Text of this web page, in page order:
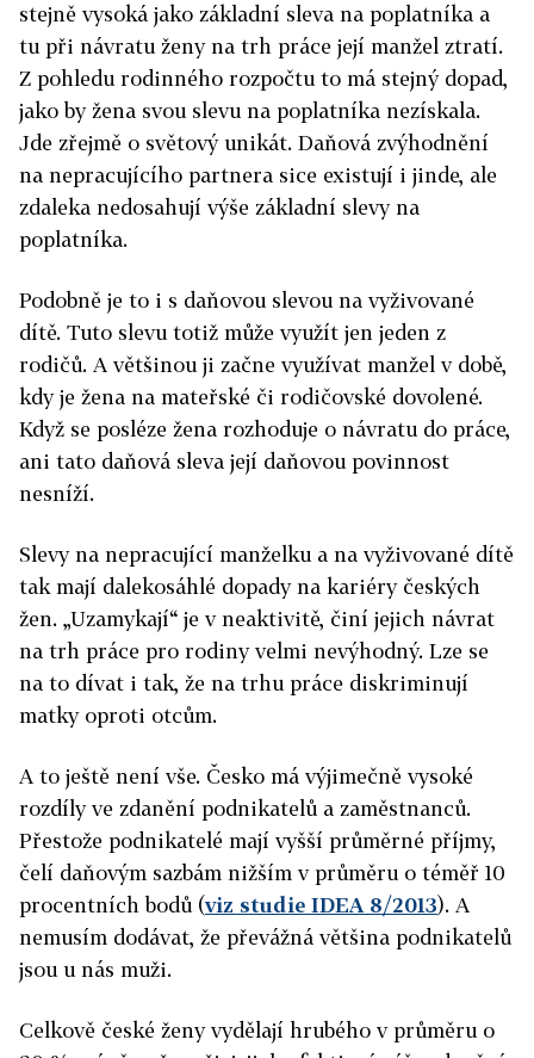
stejně vysoká jako základní sleva na poplatníka a
tu při návratu ženy na trh práce její manžel ztratí.
Z pohledu rodinného rozpočtu to má stejný dopad,
jako by žena svou slevu na poplatníka nezískala.
Jde zřejmě o světový unikát. Daňová zvýhodnění
na nepracujícího partnera sice existují i jinde, ale
zdaleka nedosahují výše základní slevy na
poplatníka.
Podobně je to i s daňovou slevou na vyživované
dítě. Tuto slevu totiž může využít jen jeden z
rodičů. A většinou ji začne využívat manžel v době,
kdy je žena na mateřské či rodičovské dovolené.
Když se posléze žena rozhoduje o návratu do práce,
ani tato daňová sleva její daňovou povinnost
nesníží.
Slevy na nepracující manželku a na vyživované dítě
tak mají dalekosáhlé dopady na kariéry českých
žen. „Uzamykají“ je v neaktivitě, činí jejich návrat
na trh práce pro rodiny velmi nevýhodný. Lze se
na to dívat i tak, že na trhu práce diskriminují
matky oproti otcům.
A to ještě není vše. Česko má výjimečně vysoké
rozdíly ve zdanění podnikatelů a zaměstnanců.
Přestože podnikatelé mají vyšší průměrné příjmy,
čelí daňovým sazbám nižším v průměru o téměř 10
procentních bodů (viz studie IDEA 8/2013). A
nemusím dodávat, že převážná většina podnikatelů
jsou u nás muži.
Celkově české ženy vydělají hrubého v průměru o